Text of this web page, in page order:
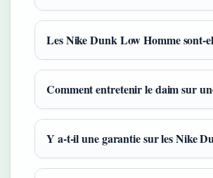
Les Nike Dunk Low Homme sont-
Comment entretenir le daim sur
Y a-t-il une garantie sur les Nike